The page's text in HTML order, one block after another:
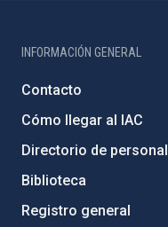
INFORMACIÓN GENERAL
Contacto
Cómo llegar al IAC
Directorio de personal
Biblioteca
Registro general